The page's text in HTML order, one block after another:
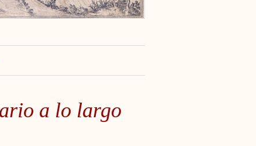
a lo largo